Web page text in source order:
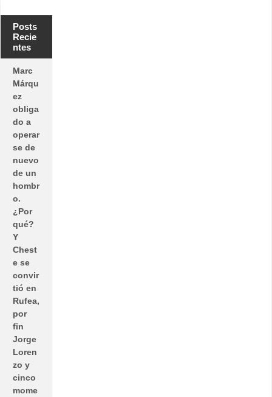
Posts
Recie
ntes
Marc
Márqu
ez
obliga
do a
operar
se de
nuevo
de un
hombr
o.
¿Por
qué?
Y
Chest
e se
convir
tió en
Rufea,
por
fin
Jorge
Loren
zo y
cinco
mome